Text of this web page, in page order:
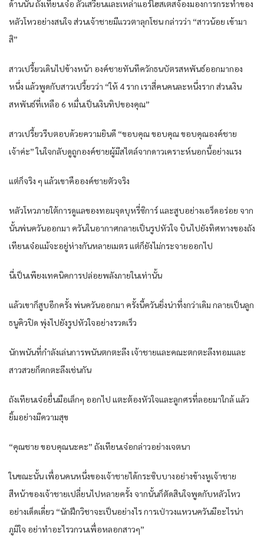
ด้านนั้น ถังเทียนเจ๋อ ลั่วเสวียนและเหล่าแอร์โฮสเตสจ้องมองการกระทำของ
หลัวโหวอย่างสนใจ ส่วนเจ้าชายมีแววตาลุกโชน กล่าวว่า “สาวน้อย เข้ามา
สิ”
สาวเปรี้ยวเดินไปข้างหน้า องค์ชายทันทีควักธนบัตรสหพันธ์ออกมากอง
หนึ่ง แล้วพูดกับสาวเปรี้ยวว่า “ให้ 4 ราก เราสี่คนคนละหนึ่งราก ส่วนเงิน
สหพันธ์ที่เหลือ 6 หมื่นเป็นเงินทิปของคุณ”
สาวเปรี้ยวรีบตอบด้วยความยินดี “ขอบคุณ ขอบคุณ ขอบคุณองค์ชาย
เจ้าค่ะ” ในใจกลับดูถูกองค์ชายผู้มีสไตล์จากดาวเคราะห์นอกนี้อย่างแรง
แต่ก็จริง ๆ แล้วเขาคือองค์ชายตัวจริง
หลัวโหวภายใต้การดูแลของทอมจุดบุหรี่ซิการ์ และสูบอย่างเอร็ดอร่อย จาก
นั้นพ่นควันออกมา ควันในอากาศกลายเป็นรูปหัวใจ บินไปยังทิศทางของถัง
เทียนเจ๋อแม้จะอยู่ห่างกันหลายเมตร แต่ก็ยังไม่กระจายออกไป
นี่เป็นเพียงเทคนิคการปล่อยพลังภายในเท่านั้น
แล้วเขาก็สูบอีกครั้ง พ่นควันออกมา ครั้งนี้ควันยิ่งน่าทึ่งกว่าเดิม กลายเป็นลูก
ธนูคิวปิด พุ่งไปยังรูปหัวใจอย่างรวดเร็ว
นักพนันที่กำลังเล่นการพนันตกตะลึง เจ้าชายและคณะตกตะลึงทอมและ
สาวสวยก็ตกตะลึงเช่นกัน
ถังเทียนเจ๋อยื่นมือเล็กๆ ออกไป แตะต้องหัวใจและลูกศรที่ลอยมาใกล้ แล้ว
ยิ้มอย่างมีความสุข
“คุณชาย ขอบคุณนะคะ” ถังเทียนเจ๋อกล่าวอย่างเจตนา
ในขณะนั้น เพื่อนคนหนึ่งของเจ้าชายได้กระซิบบางอย่างข้างหูเจ้าชาย
สีหน้าของเจ้าชายเปลี่ยนไปหลายครั้ง จากนั้นก็ตัดสินใจพูดกับหลัวโหว
อย่างเด็ดเดี่ยว “นักฝึกวิชาจะเป็นอย่างไร การเป่าวงแหวนควันมีอะไรน่า
ภูมิใจ อย่าทำอะไรวกวนเพื่อหลอกสาวๆ”